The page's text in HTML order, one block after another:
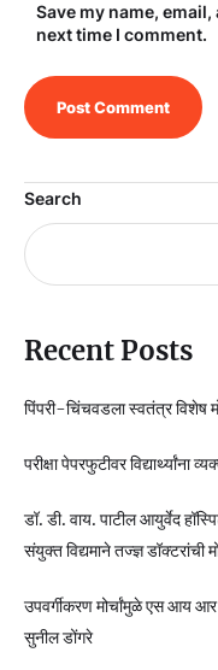
Save my name,
next time I comment.
Search
Recent Posts
पिंपरी-चिंचवडला स्वतंत्र विशेष
परीक्षा पेपरफुटीवर विद्यार्थ्यांना
डॉ. डी. वाय. पाटील आयुर्वेद
संयुक्त विद्यमाने तज्ज्ञ
उपवर्गीकरण मोर्चांमुळे एस आय
सुनील डोंगरे